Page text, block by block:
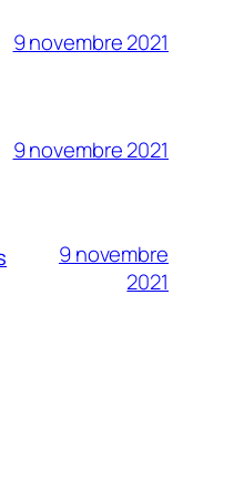
9 novembre 2021
9 novembre 2021
9 novembre
2021